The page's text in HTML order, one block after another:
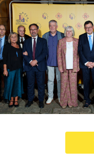
Institut
(IEA)
Campañas culturales
comunicación y